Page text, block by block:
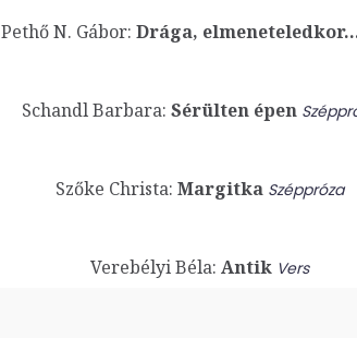
Pethő N. Gábor: Drága,
Schandl Barbara: Sérülten épen
Szőke Christa: Margitka Széppróza
Verebélyi Béla: Antik Vers